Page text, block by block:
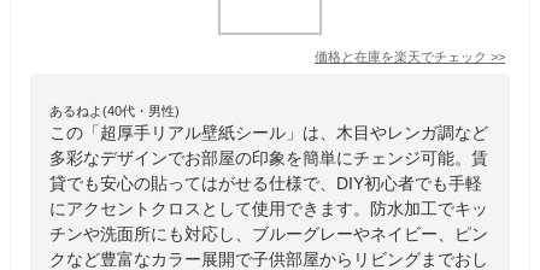
価格と在庫を楽天でチェック >>
あるねよ(40代・男性)
この「超厚手リアル壁紙シール」は、木目やレンガ調など
多彩なデザインでお部屋の印象を簡単にチェンジ可能。賃
貸でも安心の貼ってはがせる仕様で、DIY初心者でも手軽
にアクセントクロスとして使用できます。防水加工でキッ
チンや洗面所にも対応し、ブルーグレーやネイビー、ピン
クなど豊富なカラー展開で子供部屋からリビングまでおし